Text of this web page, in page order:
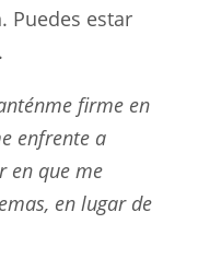
Puedes estar
firme en
enfrente a
en que me
en lugar de